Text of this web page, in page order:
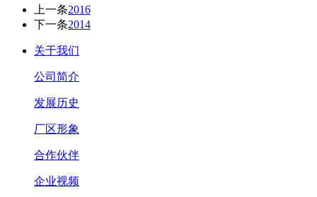
上一条2016
下一条2014
关于我们
公司简介
发展历史
厂区形象
合作伙伴
企业视频